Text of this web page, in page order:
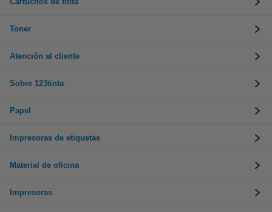
Toner
Atención al cliente
Sobre 123tinta
Papel
Impresoras de etiquetas
Material de oficina
Impresoras